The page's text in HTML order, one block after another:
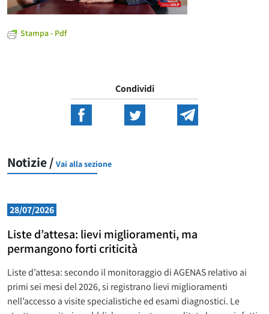
Stampa - Pdf
Condividi
Notizie / Vai alla sezione
28/07/2026
Liste d’attesa: lievi miglioramenti, ma
permangono forti criticità
Liste d’attesa: secondo il monitoraggio di AGENAS relativo ai
primi sei mesi del 2026, si registrano lievi miglioramenti
nell’accesso a visite specialistiche ed esami diagnostici. Le